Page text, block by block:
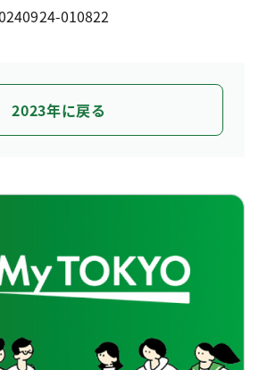
010822
2023年に戻る